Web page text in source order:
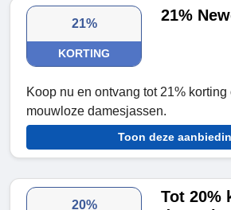
21%
KORTING
21%
Koop nu en ontvang tot 21% korting
mouwloze damesjassen.
Toon deze
20%
Tot 20%